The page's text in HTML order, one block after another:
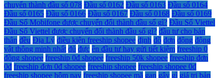
chuyển thành đầu số 078 Đầu số 0162 Đầu số 0163 Đầu số 0164
Đầu số 0165 Đầu số 0166 Đầu số 0167 Đầu số 0168 Đầu số 0169
Đầu Số Mobifone được chuyển đổi thành đầu số gì? Đầu Số Viettel
Đầu Số Viettel được chuyển đổi thành đầu số gì? đầu tư cho bản
thân đều Địa Lý điều kiện freeship shopee định đồ đơn động động
vật thông minh nhất đủ đực ên đầu tư hay gửi tiết kiệm freeship 0
đồng shopee freeship 0đ shopee freeship 50k shopee freeship đơn
0đ freeship đơn 0đ shopee freeship shopee freeship shopee 0đ
freeship shopee hôm nay freeship shopee mã gan gây gì giá trị bản